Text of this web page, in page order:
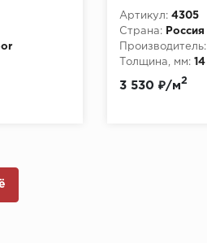
Артикул: 4305
Страна:
Россия
Производитель:
Толщина, мм: 14
3 530 ₽/м2